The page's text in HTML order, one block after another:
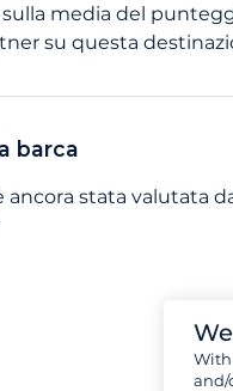
media del
su questa
barca
ancora stata valutata
and/